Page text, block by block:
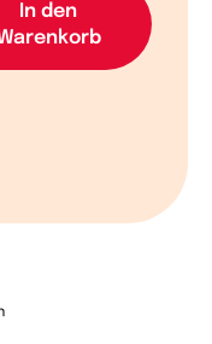
In den